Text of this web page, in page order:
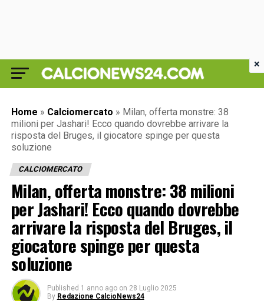
Home » Calciomercato » Milan, offerta monstre: 38
milioni per Jashari! Ecco quando dovrebbe arrivare la
risposta del Bruges, il giocatore spinge per questa
soluzione
CALCIOMERCATO
Milan, offerta monstre: 38 milioni
per Jashari! Ecco quando dovrebbe
arrivare la risposta del Bruges, il
giocatore spinge per questa
soluzione
Published 1 anno ago on 28 Luglio 2025
By Redazione CalcioNews24
×